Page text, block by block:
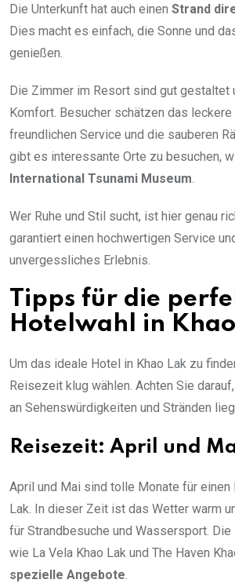
Die Unterkunft hat auch einen Strand
Dies macht es einfach, die Sonne und
genießen.
Die Zimmer im Resort sind gut gestaltet
Komfort. Besucher schätzen das leckere
freundlichen Service und die sauberen
gibt es interessante Orte zu besuchen,
International Tsunami Museum
Wer Ruhe und Stil sucht, ist hier genau
garantiert einen hochwertigen Service
unvergessliches Erlebnis.
Tipps für die
Hotelwahl in
Um das ideale Hotel in Khao Lak zu
Reisezeit klug wählen. Achten Sie
an Sehenswürdigkeiten und Stränden
Reisezeit: April und
April und Mai sind tolle Monate für einen
Lak. In dieser Zeit ist das Wetter warm
für Strandbesuche und Wassersport. Die
wie La Vela Khao Lak und The Haven
spezielle Angebote